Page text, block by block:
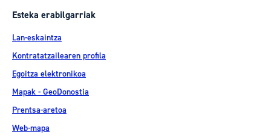
Esteka erabilgarriak
Lan-eskaintza
Kontratatzailearen profila
Egoitza elektronikoa
Mapak - GeoDonostia
Prentsa-aretoa
Web-mapa